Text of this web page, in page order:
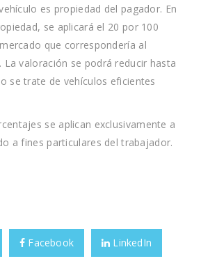
es propiedad del pagador. En
se aplicará el 20 por 100
que correspondería al
valoración se podrá reducir hasta
se trate de vehículos eficientes
se aplican exclusivamente a
a fines particulares del trabajador.
Facebook LinkedIn